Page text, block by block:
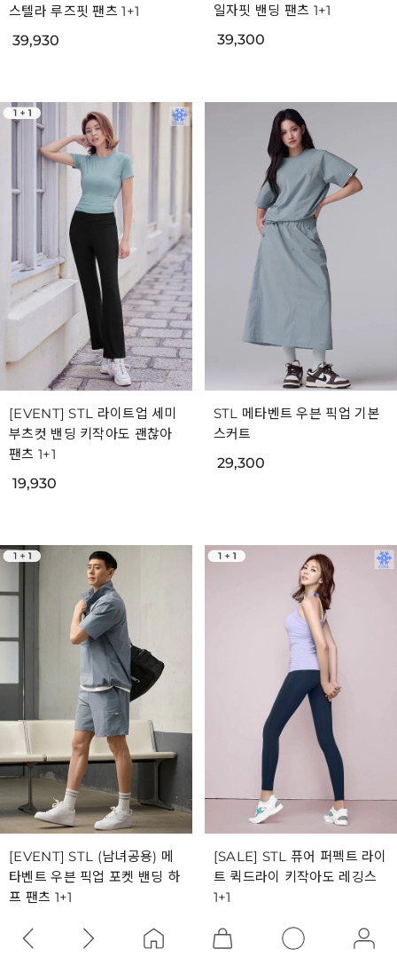
스텔라 루즈핏 팬츠 1+1
39,930
일자핏 밴딩 팬츠 1+1
39,300
[EVENT] STL 라이트업 세미
부츠컷 밴딩 키작아도 괜찮아
팬츠 1+1
19,930
STL 메타벤트 우븐 픽업 기본
스커트
29,300
[EVENT] STL (남녀공용) 메
타벤트 우븐 픽업 포켓 밴딩 하
프 팬츠 1+1
34,930
[SALE] STL 퓨어 퍼펙트 라이
트 퀵드라이 키작아도 레깅스
1+1
29,930